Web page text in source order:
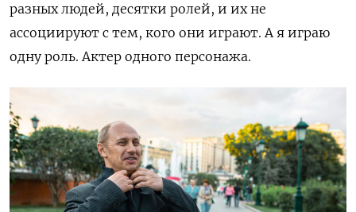
разных людей, десятки ролей, и их не
ассоциируют с тем, кого они играют. А я играю
одну роль. Актер одного персонажа.